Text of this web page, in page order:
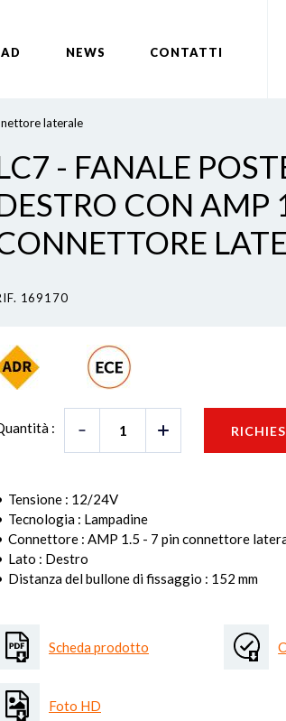
NEWS
CONTATTI
laterale
- FANALE
CON AMP
169170
:
Tensione : 12/24V
Tecnologia : Lampadine
Connettore : AMP 1.5 - 7 pin connettore
Lato : Destro
Distanza del bullone di fissaggio : 152 mm
Scheda prodotto
Foto HD